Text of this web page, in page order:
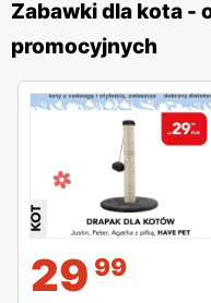
Zabawki dla kota -
promocyjnych
29 99